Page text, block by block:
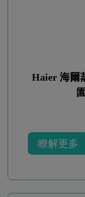
Haier 海爾
瞭解更多